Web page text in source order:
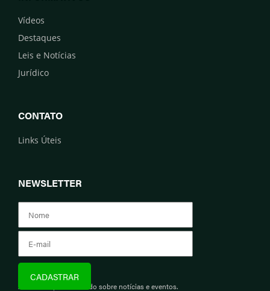
Vídeos
Destaques
Leis e Notícias
Jurídico
CONTATO
Links Úteis
NEWSLETTER
Assine e fique informado sobre notícias e eventos.